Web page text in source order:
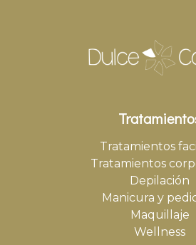
Tratamientos
Tratamientos
Depilación
Manicura y
Maquillaje
Wellness